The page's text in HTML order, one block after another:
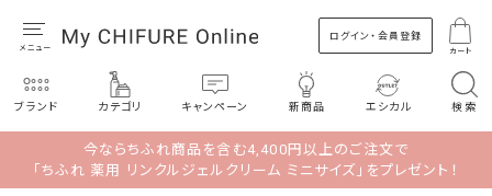
ログイン・会員登録
カート
ブランド カテゴリ キャンペーン 新商品 エシカル 検索
今ならちふれ商品を含む4,400円以上のご注文で
「ちふれ 薬用 リンクルジェルクリーム ミニサイズ」をプレゼント！